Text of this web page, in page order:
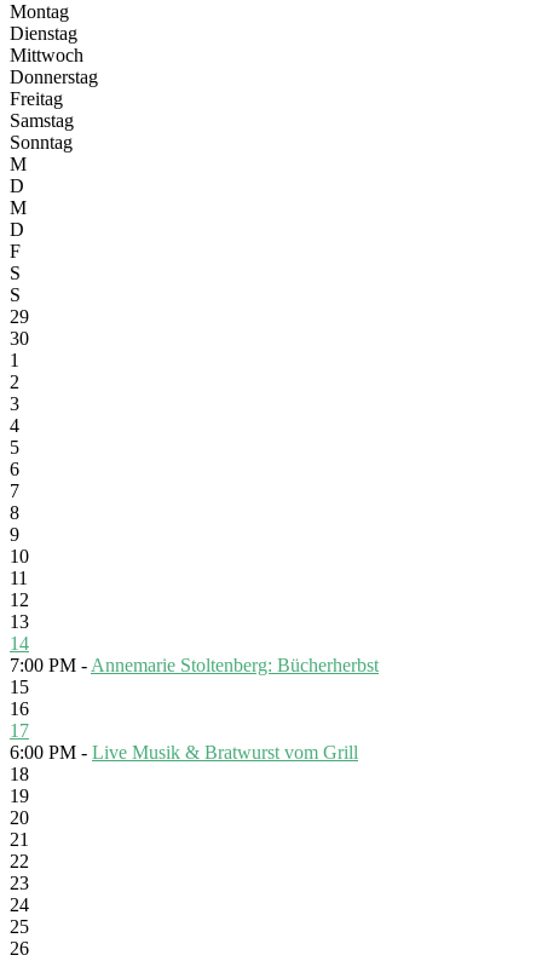
Montag
Dienstag
Mittwoch
Donnerstag
Freitag
Samstag
Sonntag
M
D
M
D
F
S
S
29
30
1
2
3
4
5
6
7
8
9
10
11
12
13
14
7:00 PM -Annemarie Stoltenberg: Bücherherbst
15
16
17
6:00 PM - Live Musik & Bratwurst vom Grill
18
19
20
21
22
23
24
25
26